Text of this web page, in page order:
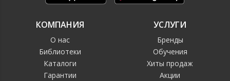
КОМПАНИЯ
О нас
Библиотеки
Каталоги
Гарантии
УСЛУГИ
Бренды
Обучения
Хиты продаж
Акции